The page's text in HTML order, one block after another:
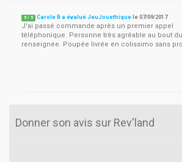
5 / 5 Carole B a évalué JeuJouethique le07/09/2017
J'ai passé commande après un premier appel
téléphonique. Personne très agréable au bout
renseignée. Poupée livrée en colissimo sans
Donner son avis sur Rev'land